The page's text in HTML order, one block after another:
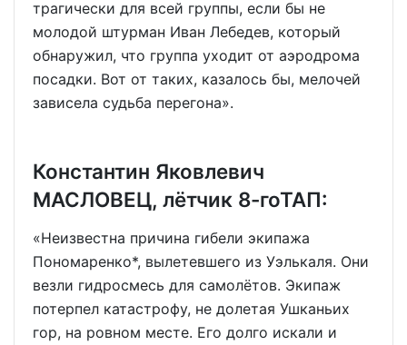
трагически для всей группы, если бы не
молодой штурман Иван Лебедев, который
обнаружил, что группа уходит от аэродрома
посадки. Вот от таких, казалось бы, мелочей
зависела судьба перегона».
Константин Яковлевич
МАСЛОВЕЦ, лётчик 8-гоТАП:
«Неизвестна причина гибели экипажа
Пономаренко*, вылетевшего из Уэлькаля. Они
везли гидросмесь для самолётов. Экипаж
потерпел катастрофу, не долетая Ушканьих
гор, на ровном месте. Его долго искали и